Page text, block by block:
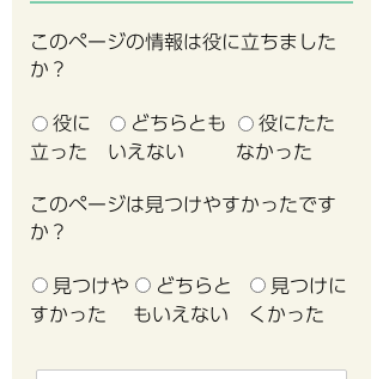
このページの情報は役に立ちました
か？
役に
立った
どちらとも
いえない
役にたた
なかった
このページは見つけやすかったです
か？
見つけや
すかった
どちらと
もいえない
見つけに
くかった